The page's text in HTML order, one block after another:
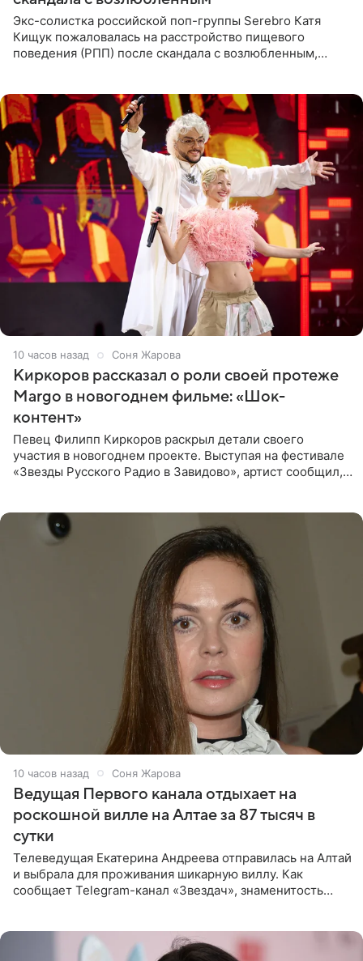
Экс-солистка российской поп-группы Serebro Катя
Кищук пожаловалась на расстройство пищевого
поведения (РПП) после скандала с возлюбленным,
10 часов назад Соня Жарова
Киркоров рассказал о роли своей протеже
Margo в новогоднем фильме: «Шок-
контент»
Певец Филипп Киркоров раскрыл детали своего
участия в новогоднем проекте. Выступая на фестивале
«Звезды Русского Радио в Завидово», артист сообщил,
10 часов назад Соня Жарова
Ведущая Первого канала отдыхает на
роскошной вилле на Алтае за 87 тысяч в
сутки
Телеведущая Екатерина Андреева отправилась на Алтай
и выбрала для проживания шикарную виллу. Как
сообщает Telegram-канал «Звездач», знаменитость